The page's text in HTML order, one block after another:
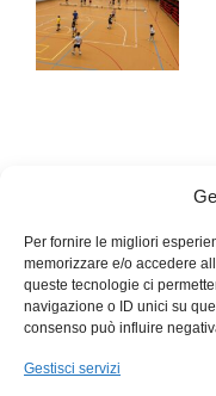
Per fornire le migliori
memorizzare e/o accedere
queste tecnologie ci
navigazione o ID unici su
consenso può influire
Gestisci servizi